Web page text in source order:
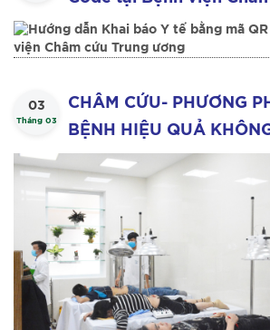
ương
03
Tháng 03
CHÂM CỨU- PHƯƠNG
BỆNH HIỆU QUẢ
THUỐC